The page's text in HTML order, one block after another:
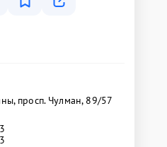
просп. Чулман, 89/57